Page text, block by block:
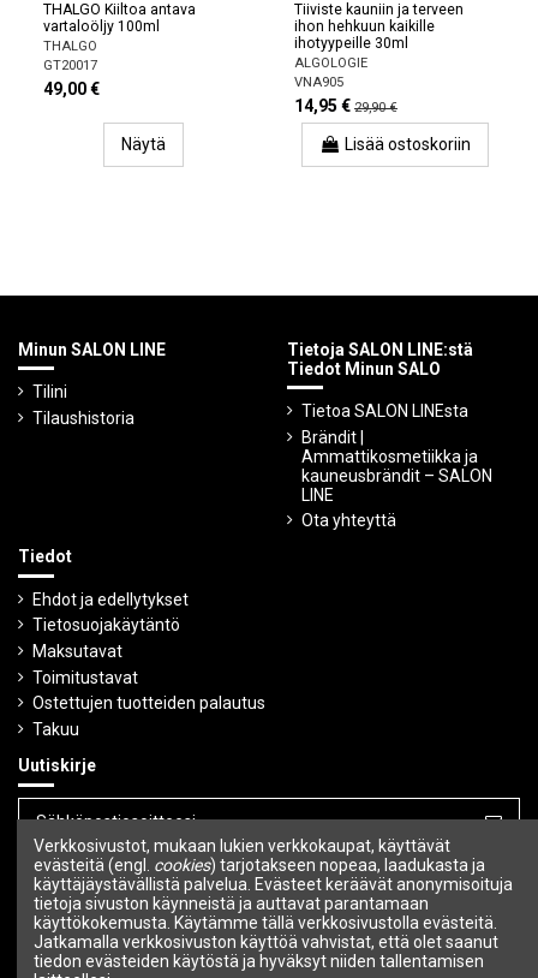
THALGO Kiiltoa antava
vartaloöljy 100ml
THALGO
GT20017
49,00 €
Näytä
Tiiviste kauniin ja terveen
ihon hehkuun kaikille
ihotyypeille 30ml
ALGOLOGIE
VNA905
14,95 € 29,90 €
Lisää ostoskoriin
Minun SALON LINE
Tilini
Tilaushistoria
Tietoja SALON LINE:stä
Tiedot Minun SALO
Tietoa SALON LINEsta
Brändit |
Ammattikosmetiikka ja
kauneusbrändit – SALON
LINE
Ota yhteyttä
Tiedot
Ehdot ja edellytykset
Tietosuojakäytäntö
Maksutavat
Toimitustavat
Ostettujen tuotteiden palautus
Takuu
Uutiskirje
Voit peruuttaa tilauksen milloin tahansa.
Seuraa meitä
Verkkosivustot, mukaan lukien verkkokaupat, käyttävät
evästeitä (engl. cookies) tarjotakseen nopeaa, laadukasta ja
käyttäjäystävällistä palvelua. Evästeet keräävät anonymisoituja
tietoja sivuston käynneistä ja auttavat parantamaan
käyttökokemusta. Käytämme tällä verkkosivustolla evästeitä.
Jatkamalla verkkosivuston käyttöä vahvistat, että olet saanut
tiedon evästeiden käytöstä ja hyväksyt niiden tallentamisen